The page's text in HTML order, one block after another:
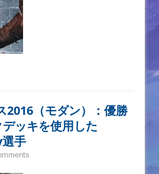
2016（モダン）：優勝
ッキを使用した
手